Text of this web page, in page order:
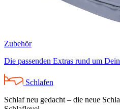
Zubehör
Die passenden Extras rund um
Schlafen
Schlaf neu gedacht – die neue